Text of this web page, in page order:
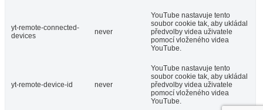
yt-remote-connected-
devices
never
YouTube nastavuje tento
soubor cookie tak, aby ukládal
předvolby videa uživatele
pomocí vloženého videa
YouTube.
yt-remote-device-id never
YouTube nastavuje tento
soubor cookie tak, aby ukládal
předvolby videa uživatele
pomocí vloženého videa
YouTube.